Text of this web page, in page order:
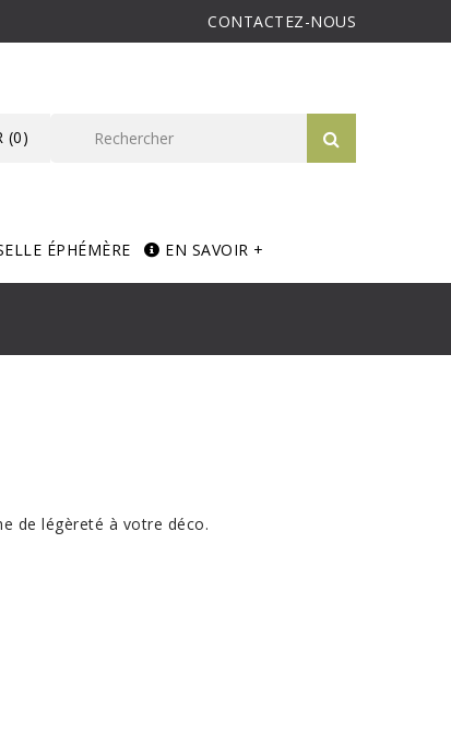
CONTACTEZ-NOUS
(0)
ÉPHÉMÈRE EN SAVOIR +
de légèreté à votre déco.